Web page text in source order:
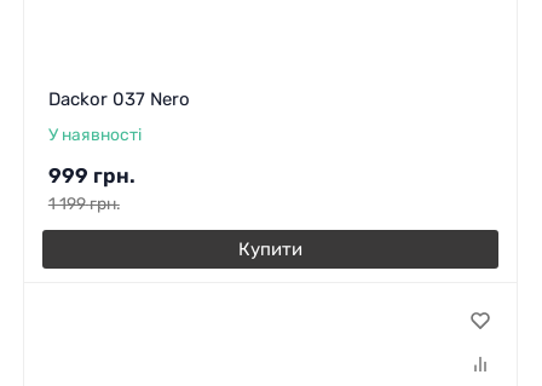
Dackor 037 Nero
У наявності
999 грн.
1 199грн.
Купити